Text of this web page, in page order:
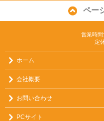
ペー
営業時
定
ホーム
会社概要
お問い合わせ
PCサイト